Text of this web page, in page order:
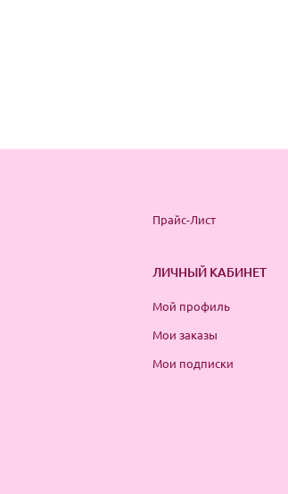
Прайс-Лист
ЛИЧНЫЙ КАБИНЕТ
Мой профиль
Мои заказы
Мои подписки